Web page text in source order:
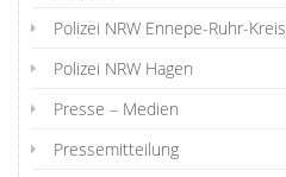
Polizei NRW Ennepe-Ruhr-Kreis
Polizei NRW Hagen
Presse – Medien
Pressemitteilung